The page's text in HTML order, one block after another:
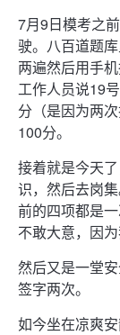
7月9日模考之
驶。八百道题
两遍然后用手
工作人员说19
分（是因为两
100分。
接着就是今天
识，然后去岗
前的四项都是
不敢大意，因
然后又是一堂
签字两次。
如今坐在凉爽